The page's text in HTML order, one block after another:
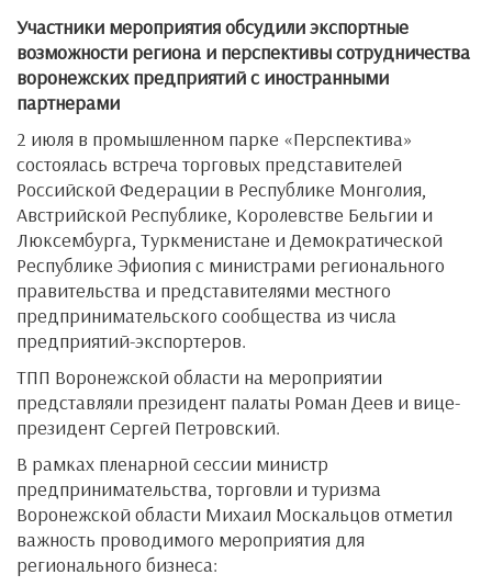
Участники мероприятия обсудили экспортные
возможности региона и перспективы сотрудничества
воронежских предприятий с иностранными
партнерами
2 июля в промышленном парке «Перспектива»
состоялась встреча торговых представителей
Российской Федерации в Республике Монголия,
Австрийской Республике, Королевстве Бельгии и
Люксембурга, Туркменистане и Демократической
Республике Эфиопия с министрами регионального
правительства и представителями местного
предпринимательского сообщества из числа
предприятий-экспортеров.
ТПП Воронежской области на мероприятии
представляли президент палаты Роман Деев и вице-
президент Сергей Петровский.
В рамках пленарной сессии министр
предпринимательства, торговли и туризма
Воронежской области Михаил Москальцов отметил
важность проводимого мероприятия для
регионального бизнеса: